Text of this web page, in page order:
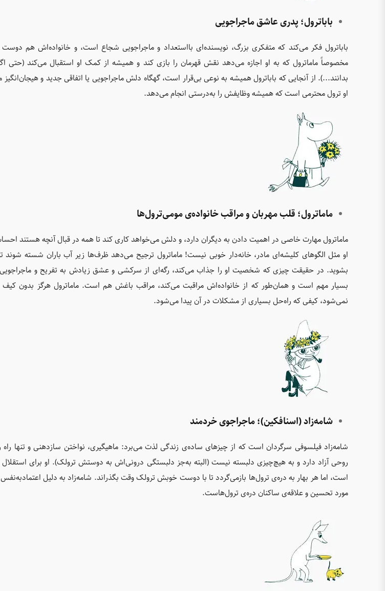
باباترول؛ پدری عاشق ماجراجویی
باباترول فکر می‌کند که متفکری بزرگ، نویسنده‌ای بااستعداد و ماجراجویی شجاع است، و خانواده‌اش هم دوست
مخصوصاً ماماترول که به او اجازه می‌دهد نقش قهرمان را بازی کند و همیشه از کمک او استقبال می‌کند (حتی
بدانند...). از آنجایی که باباترول همیشه به نوعی بی‌قرار است، گهگاه دلش ماجراجویی یا اتفاقی جدید و
او ترول محترمی است که همیشه وظایفش را به‌درستی انجام می‌دهد.
ماماترول؛ قلب مهربان و مراقب خانواده‌ی مومی‌ترول‌ها
ماماترول مهارت خاصی در اهمیت دادن به دیگران دارد، و دلش می‌خواهد کاری کند تا همه در قبال آنچه هستند
او مثل الگوهای کلیشه‌ای مادر، خانه‌دار خوبی نیست! ماماترول ترجیح می‌دهد ظرف‌ها زیر آب باران شسته شوند
بشوید. در حقیقت چیزی که شخصیت او را جذاب می‌کند، رگه‌ای از سرکشی و عشق زیادش به تفریح و
بسیار مهم است و همان‌طور که از خانواده‌اش مراقبت می‌کند، مراقب باغش هم است. ماماترول هرگز بدون
نمی‌شود، کیفی که راه‌حل بسیاری از مشکلات در آن پیدا می‌شود.
شامه‌زاد (اسنافکین)؛ ماجراجوی خردمند
شامه‌زاد فیلسوفی سرگردان است که از چیزهای ساده‌ی زندگی لذت می‌برد: ماهیگیری، نواختن سازدهنی و تنها
روحی آزاد دارد و به هیچ‌چیزی دلبسته نیست (البته به‌جز دلبستگی درونی‌اش به دوستش ترولک). او برای
است، اما هر بهار به دره‌ی ترول‌ها بازمی‌گردد تا با دوست خوبش ترولک وقت بگذراند. شامه‌زاد به دلیل
مورد تحسین و علاقه‌ی ساکنان دره‌ی ترول‌هاست.